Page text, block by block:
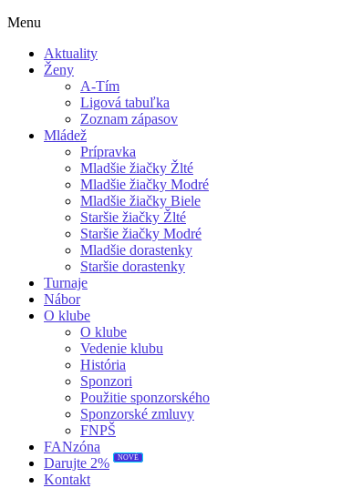
Menu
Aktuality
Ženy
A-Tím
Ligová tabuľka
Zoznam zápasov
Mládež
Prípravka
Mladšie žiačky Žlté
Mladšie žiačky Modré
Mladšie žiačky Biele
Staršie žiačky Žlté
Staršie žiačky Modré
Mladšie dorastenky
Staršie dorastenky
Turnaje
Nábor
O klube
O klube
Vedenie klubu
História
Sponzori
Použitie sponzorského
Sponzorské zmluvy
FNPŠ
FANzóna
Darujte 2%
NOVÉ
Kontakt